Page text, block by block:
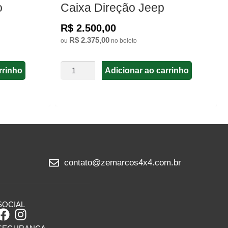
Caixa Direção Jeep
R$ 2.500,00
ou R$ 2.375,00no boleto
Adicionar ao carrinho
contato@zemarcos4x4.com.br